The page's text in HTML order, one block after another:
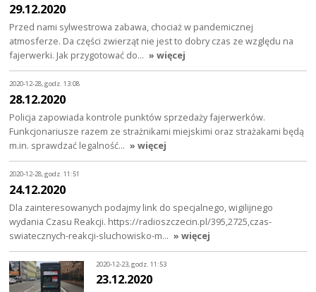
29.12.2020
Przed nami sylwestrowa zabawa, chociaż w pandemicznej
atmosferze. Da części zwierząt nie jest to dobry czas ze względu na
fajerwerki. Jak przygotować do… » więcej
2020-12-28, godz. 13:08
28.12.2020
Policja zapowiada kontrole punktów sprzedaży fajerwerków.
Funkcjonariusze razem ze strażnikami miejskimi oraz strażakami będą
m.in. sprawdzać legalność… » więcej
2020-12-28, godz. 11:51
24.12.2020
Dla zainteresowanych podajmy link do specjalnego, wigilijnego
wydania Czasu Reakcji. https://radioszczecin.pl/395,2725,czas-
swiatecznych-reakcji-sluchowisko-m… » więcej
2020-12-23, godz. 11:53
23.12.2020